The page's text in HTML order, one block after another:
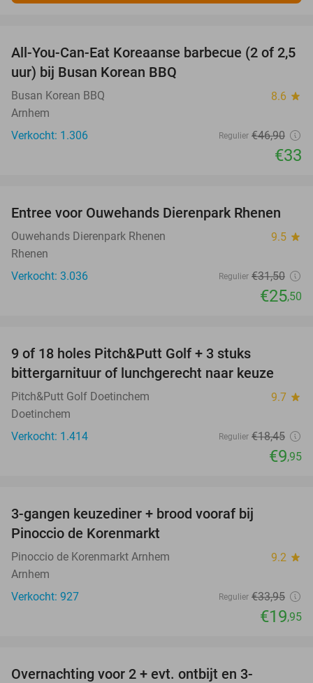
30%
All-You-Can-Eat Koreaanse barbecue (2 of 2,5
uur) bij Busan Korean BBQ
Busan Korean BBQ 8.6 star
Arnhem
Verkocht: 1.306
Regulier €46,90
€33
19%
Entree voor Ouwehands Dierenpark Rhenen
Ouwehands Dierenpark Rhenen 9.5 star
Rhenen
Verkocht: 3.036
Regulier €31,50
€25,50
9 of 18 holes Pitch&Putt Golf + 3 stuks
bittergarnituur of lunchgerecht naar keuze
Pitch&Putt Golf Doetinchem 9.7 star
Doetinchem
Verkocht: 1.414
Regulier €18,45
€9,95
3-gangen keuzediner + brood vooraf bij
Pinoccio de Korenmarkt
Pinoccio de Korenmarkt Arnhem 9.2 star
Arnhem
Verkocht: 927
Regulier €33,95
€19,95
Overnachting voor 2 + evt. ontbijt en 3-